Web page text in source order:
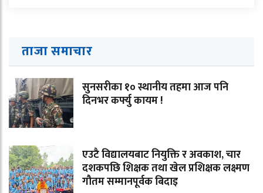
ताजा समाचार
सुनसरीका १० स्थानीय तहमा आज पनि
दिनभर कर्फ्यु कायम !
एउटै विद्यालयबाट नियुक्ति र अवकाश, चार
दशकपछि शिक्षक तथा खेल प्रशिक्षक लक्ष्मण
गौतम सम्मानपूर्वक बिदाइ